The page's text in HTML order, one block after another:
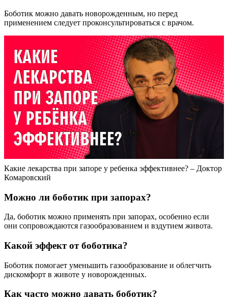
Боботик можно давать новорожденным, но перед
применением следует проконсультироваться с врачом.
Какие лекарства при запоре у ребенка эффективнее? – Доктор
Комаровский
Можно ли боботик при запорах?
Да, боботик можно применять при запорах, особенно если
они сопровождаются газообразованием и вздутием живота.
Какой эффект от боботика?
Боботик помогает уменьшить газообразование и облегчить
дискомфорт в животе у новорожденных.
Как часто можно давать боботик?